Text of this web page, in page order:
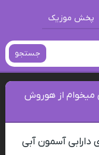
پخش موزیک
جستجو
میخوام از هوروش
آسمون آبی